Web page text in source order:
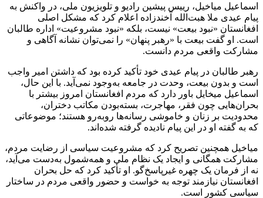
اسماعیل میاخیل، رییس پیشین رادیو و تلویزیون ملی، در واکنش به
پیام عیدی ملا هبت‌الله آخندزاده اعلام کرد که مشکل اصلی
افغانستان «نبود بیعت» نیست، بلکه «نبود مشروعیت» اداره طالبان
است. او گفت بیعت با «رهبر پنهان» را نمی‌توان نشانه آگاهی و
مشارکت واقعی مردم دانست.
رهبر طالبان در پیام عیدی خود تأکید کرده بود که داشتن امیر واجب
است و بدون بیعت، وحدت در جامعه به‌وجود نمی‌آید. با این حال،
اسماعیل میخایل باور دارد که مردم افغانستان امروز بیشتر با
بحران‌هایی چون فقر، مهاجرت، بسته‌بودن مکاتب دختران،
محدودیت بر زنان و خاموشی رسانه‌ها روبه‌رو هستند؛ موضوعاتی
که به گفته او در این پیام نادیده گرفته شده‌اند.
میاخیل همچنین تصریح کرد که مشروعیت سیاسی از رضایت مردم،
مشارکت همگانی و ایجاد یک نظام ملی و همه‌شمول به‌دست می‌آید،
نه از فرمان یک چهره غیرپاسخ‌گو. او تأکید کرد که حل بحران
افغانستان نیازمند توجه به خواست و حضور واقعی مردم در ساختار
سیاسی کشور است.